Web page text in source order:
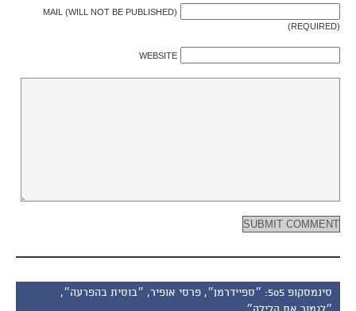
MAIL (WILL NOT BE PUBLISHED)
(REQUIRED)
WEBSITE
סינמסקופ 505: ״ספיידרמן״, פרסי אופיר, ״בוסית בהפרעה״,